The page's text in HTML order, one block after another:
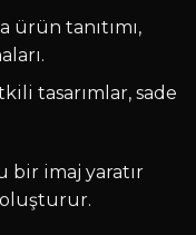
ürün tanıtımı,
tasarımlar, sade
bir imaj yaratır
oluşturur.